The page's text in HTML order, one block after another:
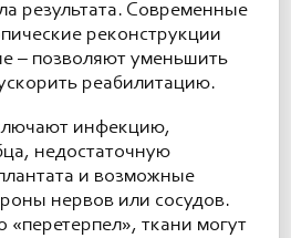
результата. Современные
реконструкции
– позволяют уменьшить
реабилитацию.
инфекцию,
недостаточную
и возможные
нервов или сосудов.
«перетерпел», ткани могут